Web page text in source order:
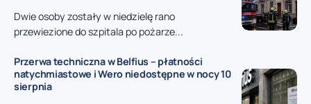
Dwie osoby zostały w niedzielę rano
przewiezione do szpitala po pożarze...
Przerwa techniczna w Belfius – płatności
natychmiastowe i Wero niedostępne w nocy 10
sierpnia